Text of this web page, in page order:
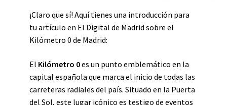
¡Claro que sí! Aquí tienes una introducción para
tu artículo en El Digital de Madrid sobre el
Kilómetro 0 de Madrid:
El Kilómetro 0es un punto emblemático en la
capital española que marca el inicio de todas las
carreteras radiales del país. Situado en la Puerta
del Sol, este lugar icónico es testigo de eventos